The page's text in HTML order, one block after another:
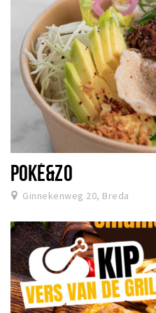
POKÉ&ZO
Ginnekenweg 20, Breda